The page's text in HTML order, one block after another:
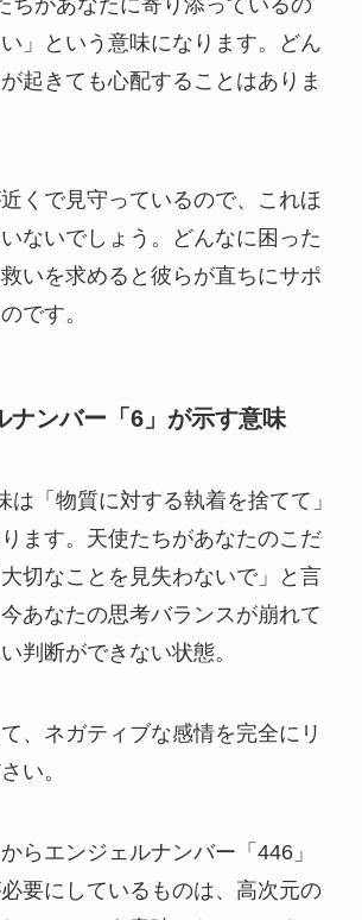
」という意味になります。どん
起きても心配することはありま
くで見守っているので、これほ
ないでしょう。どんなに困った
いを求めると彼らが直ちにサポ
です。
ナンバー「6」が示す意味
は「物質に対する執着を捨てて」
ます。天使たちがあなたのこだ
切なことを見失わないで」と言
あなたの思考バランスが崩れて
判断ができない状態。
、ネガティブな感情を完全にリ
い。
らエンジェルナンバー「446」
要にしているものは、高次元の